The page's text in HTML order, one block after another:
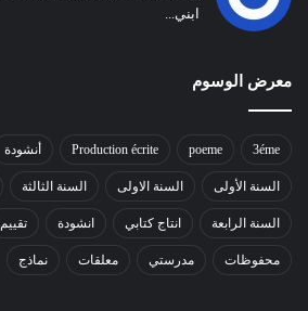
ابني...
معرض الوسوم
3éme
poeme
Production écrite أنشودة
السنة الأولى السنة الاولى السنة الثالثة
السنة الرابعة انتاج كتابي انشودة تقييم
محفوظات مدرستي معلقات نماذج